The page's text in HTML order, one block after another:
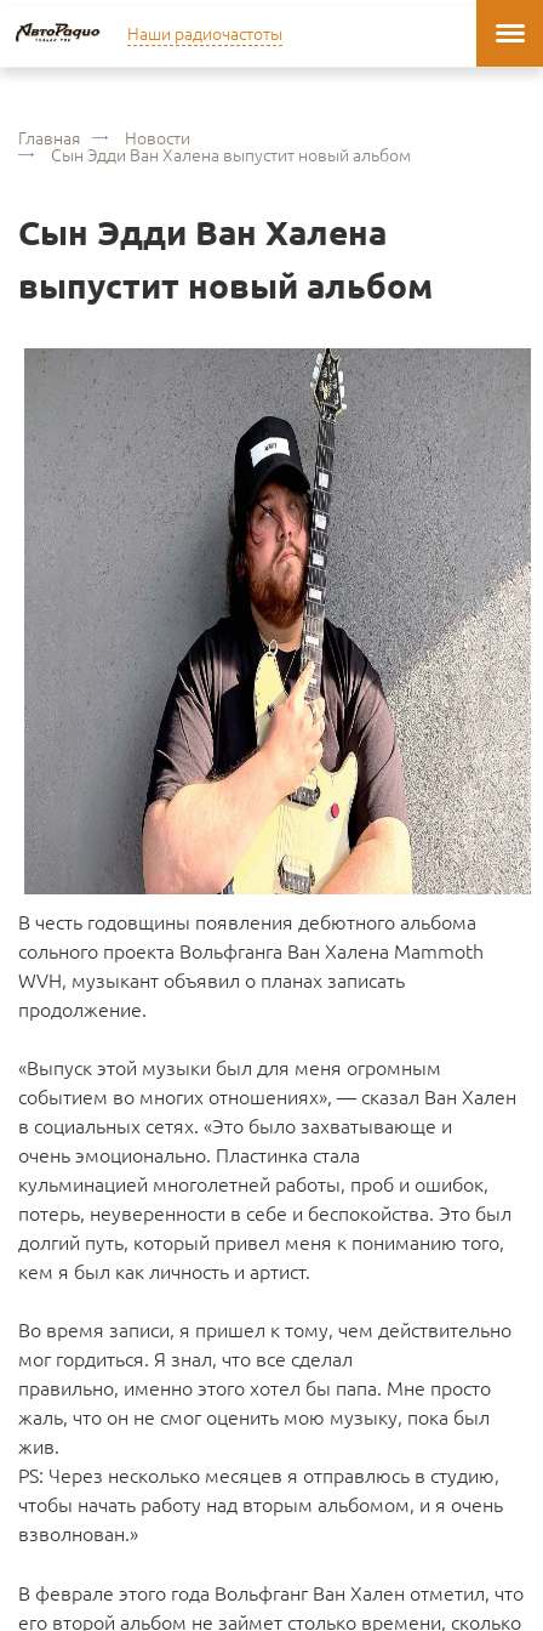
Наши радиочастоты
Главная Новости
Сын Эдди Ван Халена выпустит новый альбом
Сын Эдди Ван Халена
выпустит новый альбом
В честь годовщины появления дебютного альбома
сольного проекта Вольфганга Ван Халена Mammoth
WVH, музыкант объявил о планах записать
продолжение.
«Выпуск этой музыки был для меня огромным
событием во многих отношениях», — сказал Ван Хален
в социальных сетях. «Это было захватывающе и
очень эмоционально. Пластинка стала
кульминацией многолетней работы, проб и ошибок,
потерь, неуверенности в себе и беспокойства. Это был
долгий путь, который привел меня к пониманию того,
кем я был как личность и артист.
Во время записи, я пришел к тому, чем действительно
мог гордиться. Я знал, что все сделал
правильно, именно этого хотел бы папа. Мне просто
жаль, что он не смог оценить мою музыку, пока был
жив.
PS: Через несколько месяцев я отправлюсь в студию,
чтобы начать работу над вторым альбомом, и я очень
взволнован.»
В феврале этого года Вольфганг Ван Хален отметил, что
его второй альбом не займет столько времени, сколько